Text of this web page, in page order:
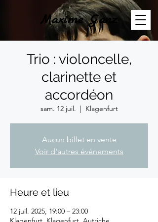
Maxime Ganz
Trio : violoncelle,
clarinette et
accordéon
sam. 12 juil.
  |
Klagenfurt
Aucun billet en vente
Voir d'autres événements
Heure et lieu
12 juil. 2025, 19:00 – 23:00